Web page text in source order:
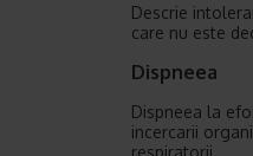
Descrie
care nu este
Dispneea
Dispneea la
incercarii
respiratorii.